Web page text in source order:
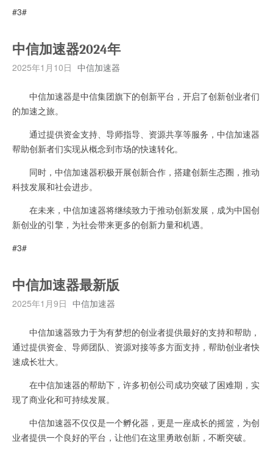
#3#
中信加速器2024年
2025年1月10日 中信加速器
中信加速器是中信集团旗下的创新平台，开启了创新创业者们
的加速之旅。
通过提供资金支持、导师指导、资源共享等服务，中信加速器
帮助创新者们实现从概念到市场的快速转化。
同时，中信加速器积极开展创新合作，搭建创新生态圈，推动
科技发展和社会进步。
在未来，中信加速器将继续致力于推动创新发展，成为中国创
新创业的引擎，为社会带来更多的创新力量和机遇。
#3#
中信加速器最新版
2025年1月9日 中信加速器
中信加速器致力于为有梦想的创业者提供最好的支持和帮助，
通过提供资金、导师团队、资源对接等多方面支持，帮助创业者快
速成长壮大。
在中信加速器的帮助下，许多初创公司成功突破了困难期，实
现了商业化和可持续发展。
中信加速器不仅仅是一个孵化器，更是一座成长的摇篮，为创
业者提供一个良好的平台，让他们在这里勇敢创新，不断突破。